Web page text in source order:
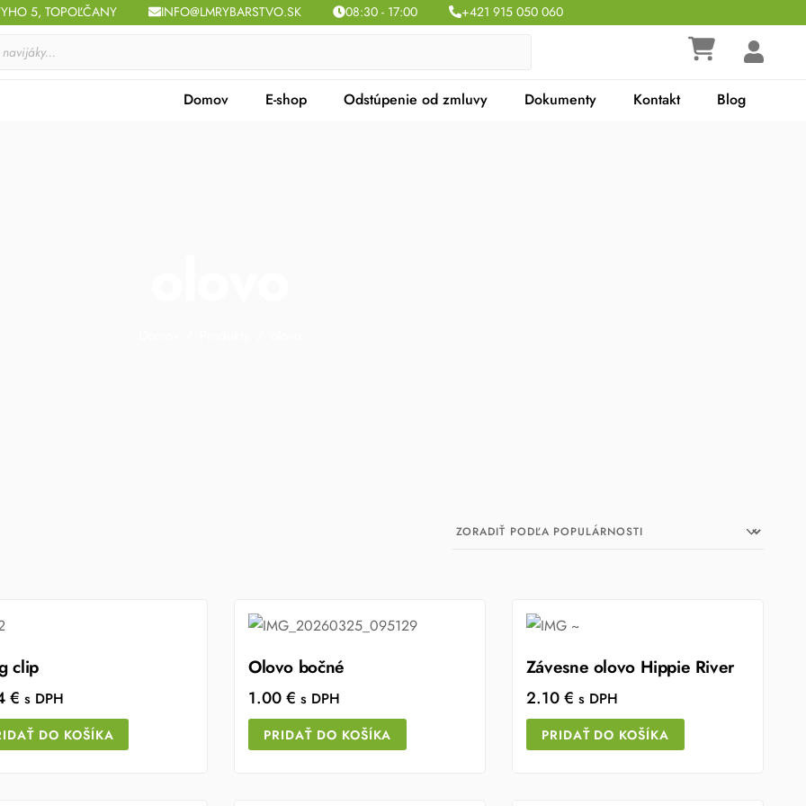
5, TOPOĽČANY INFO@LMRYBARSTVO.SK 08:30 - 17:00 +421 915 050 060
Domov E-shop Odstúpenie od zmluvy Dokumenty Kontakt Blog
clip
€ s DPH
DO KOŠÍKA
Olovo bočné
1.00€ s DPH
PRIDAŤ DO KOŠÍKA
Závesne olovo Hippie River
2.10€ s DPH
PRIDAŤ DO KOŠÍKA